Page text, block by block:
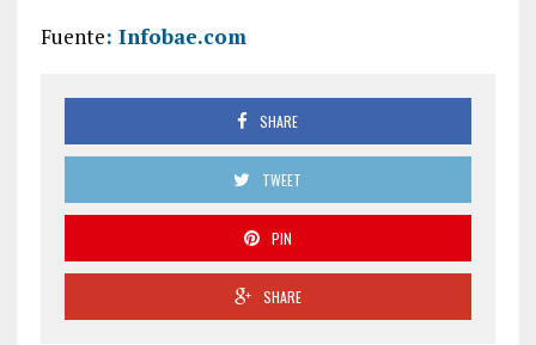
Fuente: Infobae.com
SHARE
TWEET
PIN
SHARE